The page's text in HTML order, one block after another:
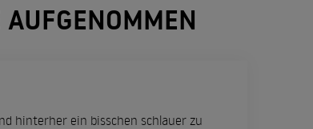
hinterher ein bisschen schlauer zu